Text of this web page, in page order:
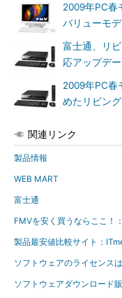
2009年PC春
バリューモ
富士通、リ
応アップデ
2009年PC春
めたリビン
関連リンク
製品情報
WEB MART
富士通
FMVを安く買うならここ！
製品最安値比較サイト：
ソフトウェアのライセンス
ソフトウェアダウンロード